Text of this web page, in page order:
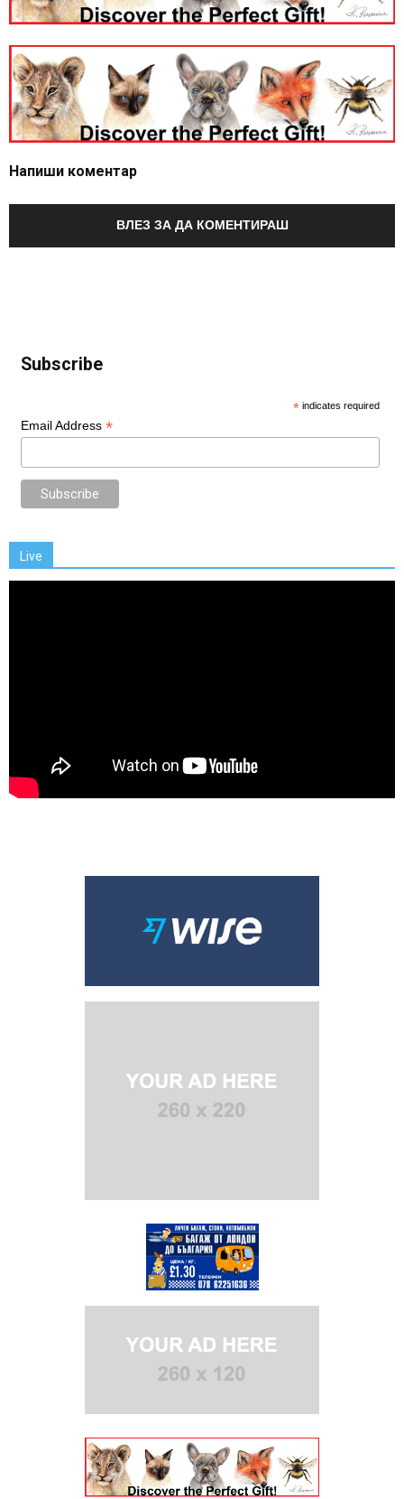
Напиши коментар
ВЛЕЗ ЗА ДА КОМЕНТИРАШ
Subscribe
* indicates required
Email Address *
Live